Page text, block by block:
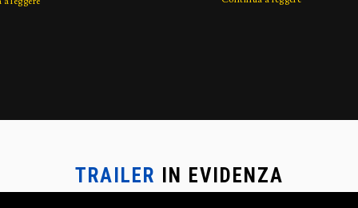
TRAILER IN EVIDENZA